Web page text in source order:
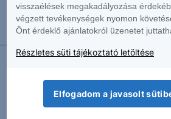
2026.08.07. 10:37
Megint emelkedésben az olaj
További Erste
visszaélések megakadályozása
végzett tevékenységek nyomon
Önt érdeklő ajánlatokról üzenetet
Részletes süti tájékoztató letöltése
Elfogadom a javasolt